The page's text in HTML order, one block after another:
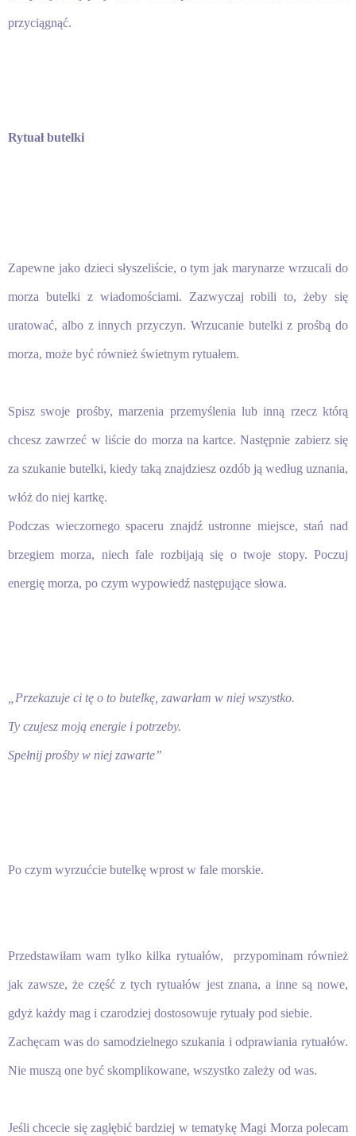
przyciągnąć.
Rytuał butelki
Zapewne jako dzieci słyszeliście, o tym jak marynarze wrzucali do
morza butelki z wiadomościami. Zazwyczaj robili to, żeby się
uratować, albo z innych przyczyn. Wrzucanie butelki z prośbą do
morza, może być również świetnym rytuałem.
Spisz swoje prośby, marzenia przemyślenia lub inną rzecz którą
chcesz zawrzeć w liście do morza na kartce. Następnie zabierz się
za szukanie butelki, kiedy taką znajdziesz ozdób ją według uznania,
włóż do niej kartkę.
Podczas wieczornego spaceru znajdź ustronne miejsce, stań nad
brzegiem morza, niech fale rozbijają się o twoje stopy. Poczuj
energię morza, po czym wypowiedź następujące słowa.
„Przekazuje ci tę o to butelkę, zawarłam w niej wszystko.
Ty czujesz moją energie i potrzeby.
Spełnij prośby w niej zawarte”
Po czym wyrzućcie butelkę wprost w fale morskie.
Przedstawiłam wam tylko kilka rytuałów, przypominam również
jak zawsze, że część z tych rytuałów jest znana, a inne są nowe,
gdyż każdy mag i czarodziej dostosowuje rytuały pod siebie.
Zachęcam was do samodzielnego szukania i odprawiania rytuałów.
Nie muszą one być skomplikowane, wszystko zależy od was.
Jeśli chcecie się zagłębić bardziej w tematykę Magi Morza polecam